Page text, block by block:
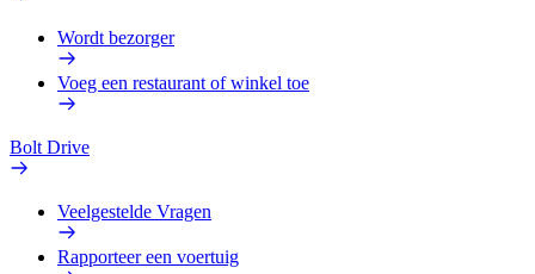
Wordt bezorger
Voeg een restaurant of winkel toe
Bolt Drive
Veelgestelde Vragen
Rapporteer een voertuig